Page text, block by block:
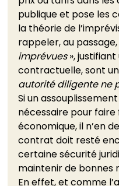
publique et pose les
la théorie de
rappeler, au passage,
imprévues »,
contractuelle, sont
autorité diligente ne
Si un
nécessaire pour
économique, il n’en
contrat doit resté
certaine sécurité
maintenir de bonnes
En effet, et comme